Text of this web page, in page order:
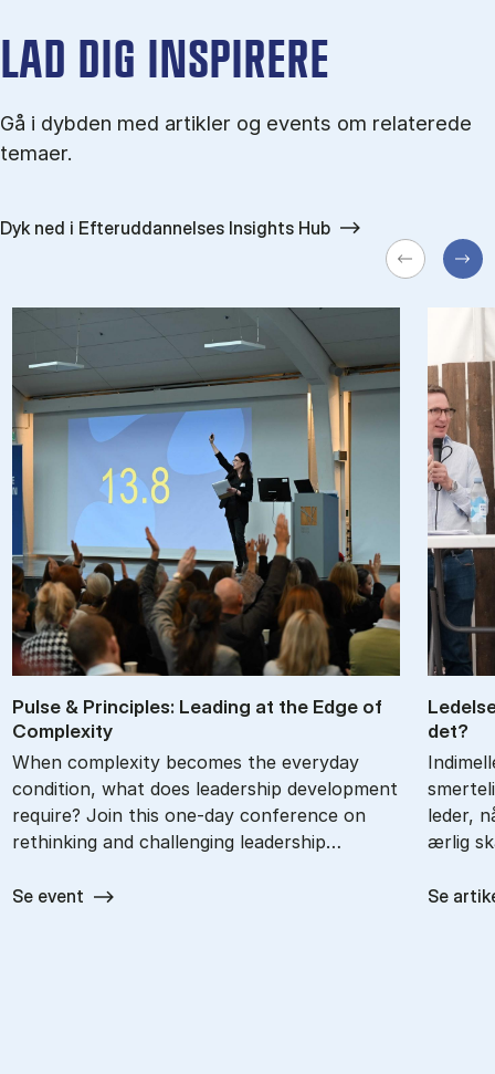
LAD DIG INSPIRERE
Gå i dybden med artikler og events om relaterede
temaer.
Dyk ned i Efteruddannelses Insights Hub
Pul­se & Prin­cip­les: Le­a­ding at the Edge of
Com­ple­xi­ty
When complexity becomes the everyday
condition, what does leadership development
require? Join this one-day conference on
rethinking and challenging leadership…
Se event
det?
leder,
ærlig
Se